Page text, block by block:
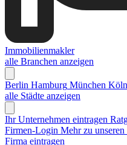
Immobilienmakler
alle Branchen anzeigen
Berlin Hamburg München Köln
alle Städte anzeigen
Ihr Unternehmen eintragen
Firmen-Login Mehr zu unseren
Firma eintragen